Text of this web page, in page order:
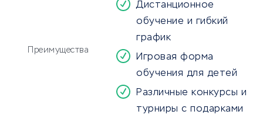
Преимущества
Дистанционное
обучение и гибкий
график
Игровая форма
обучения для детей
Различные конкурсы и
турниры с подарками